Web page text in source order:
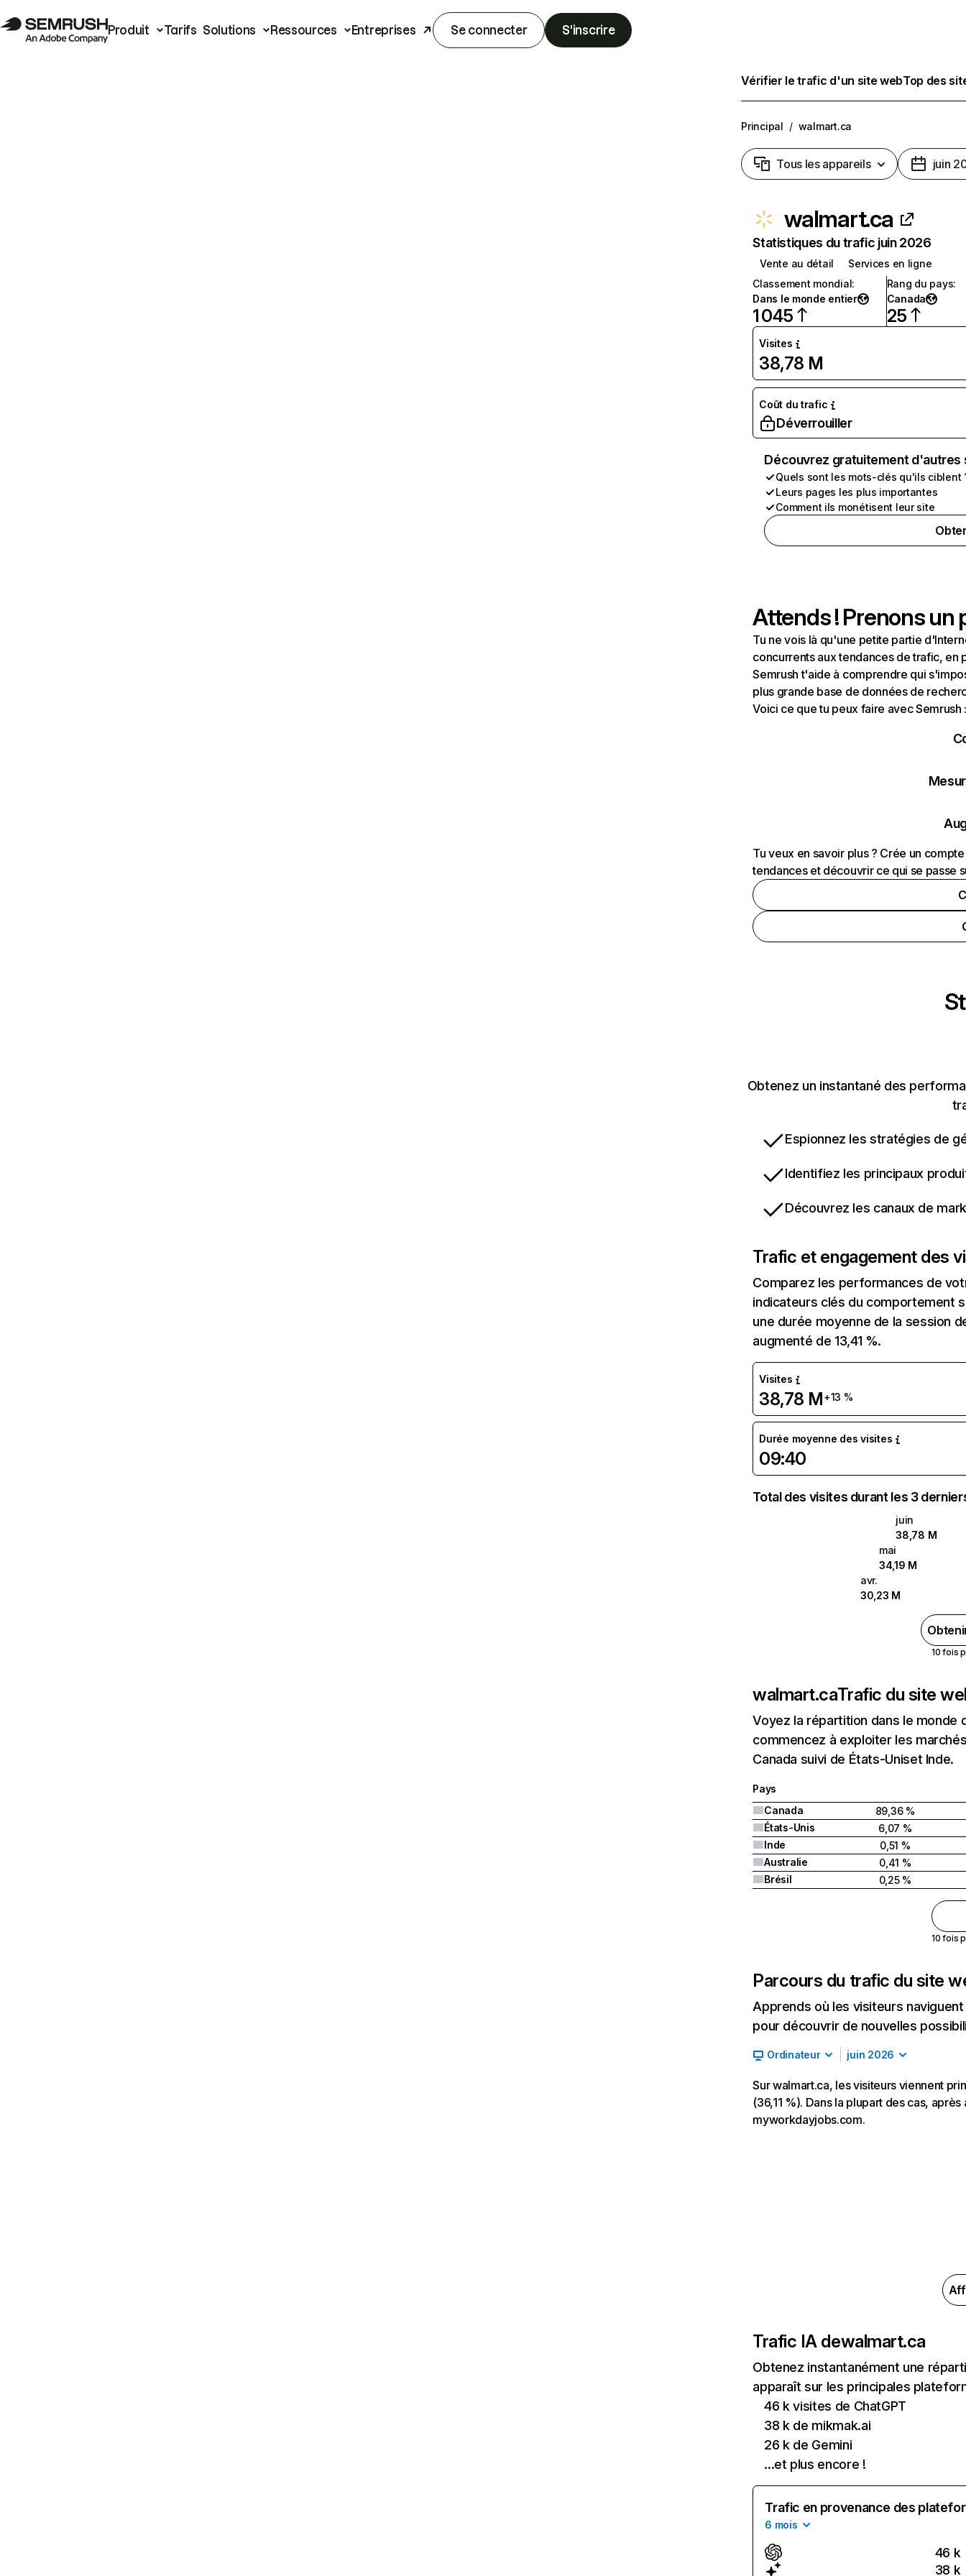
Produit Tarifs Solutions Ressources Entreprises Se connecter S'inscrire
Vérifier le trafic d'un site webTop des
Principal / walmart.ca
Tous les appareils juin
walmart.ca
Statistiques du trafic juin 2026
Vente au détail
Services en ligne
Classement mondial:
Dans le monde entier
1 045
Rang du pays:
Canada
25
Visites
38,78 M
Coût du trafic
Déverrouiller
Découvrez gratuitement
Quels sont les mots-clés qu'ils ciblent
Leurs pages les plus importantes
Comment ils monétisent leur site
Attends ! Prenons un
Tu ne vois là qu'une petite partie
concurrents aux tendances de trafic, en
Semrush t'aide à comprendre qui
plus grande base de données de
Voici ce que tu peux faire avec Semrush
Tu veux en savoir plus ? Crée un
tendances et découvrir ce qui se passe
Obtenez un instantané des
Espionnez les stratégies de
Identifiez les principaux
Découvrez les canaux de
Trafic et engagement des
Comparez les performances de
indicateurs clés du comportement
une durée moyenne de la session
augmenté de 13,41 %.
Visites
38,78 M+13 %
Durée moyenne des visites
09:40
Total des visites durant les 3
juin
38,78 M
mai
34,19 M
avr.
30,23 M
10 fois
walmart.caTrafic du site
Voyez la répartition dans le
commencez à exploiter les
Canada suivi de États-Uniset Inde.
Pays
Canada
89,36 %
États-Unis
6,07 %
Inde
0,51 %
Australie
0,41 %
Brésil
0,25 %
10 fois
Parcours du trafic du site
Apprends où les visiteurs
pour découvrir de nouvelles
Ordinateur juin 2026
Sur walmart.ca, les visiteurs viennent
(36,11 %). Dans la plupart des cas,
myworkdayjobs.com.
Trafic IA dewalmart.ca
Obtenez instantanément une
apparaît sur les principales
46 k visites de ChatGPT
38 k de mikmak.ai
26 k de Gemini
...et plus encore !
Trafic en provenance des
6 mois
46 k
38 k